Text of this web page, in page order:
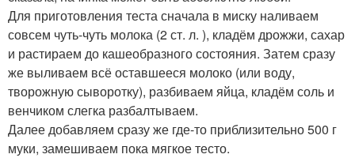
Для приготовления теста сначала в миску наливаем
совсем чуть-чуть молока (2 ст. л. ), кладём дрожжи, сахар
и растираем до кашеобразного состояния. Затем сразу
же выливаем всё оставшееся молоко (или воду,
творожную сыворотку), разбиваем яйца, кладём соль и
венчиком слегка разбалтываем.
Далее добавляем сразу же где-то приблизительно 500 г
муки, замешиваем пока мягкое тесто.